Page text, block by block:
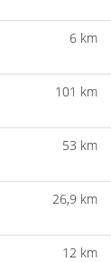
6 km
101 km
53 km
26,9 km
12 km